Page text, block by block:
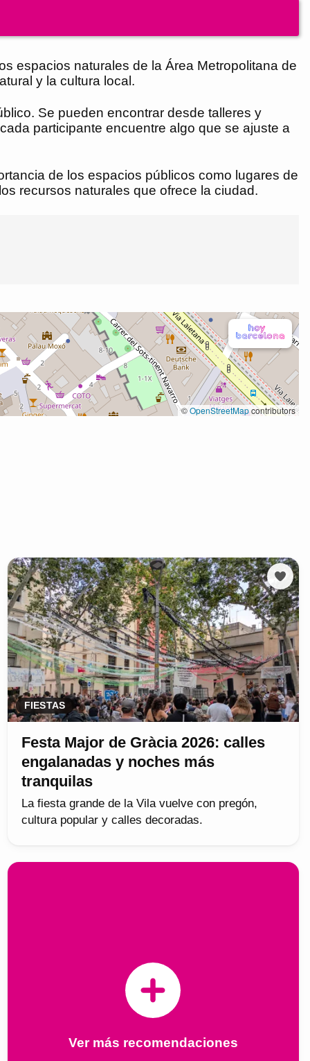
espacios naturales de la Área Metropolitana de
y la cultura local.
Se pueden encontrar desde talleres y
participante encuentre algo que se ajuste a
de los espacios públicos como lugares de
recursos naturales que ofrece la ciudad.
FIESTAS
Festa Major de Gràcia 2026: calles
engalanadas y noches más
tranquilas
La fiesta grande de la Vila vuelve con pregón,
cultura popular y calles decoradas.
Ver más recomendaciones